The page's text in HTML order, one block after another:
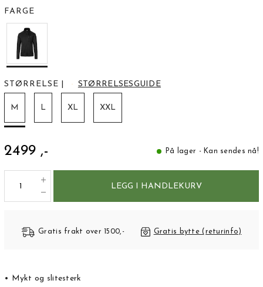
FARGE
STØRRELSE STØRRELSESGUIDE
M L XL XXL
2499 ,- På lager - Kan sendes nå!
LEGG I HANDLEKURV
Gratis frakt over 1500,- Gratis bytte (returinfo)
• Mykt og slitesterk